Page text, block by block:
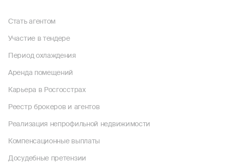
Стать агентом
Участие в тендере
Период охлаждения
Аренда помещений
Карьера в Росгосстрах
Реестр брокеров и агентов
Реализация непрофильной недвижимости
Компенсационные выплаты
Досудебные претензии